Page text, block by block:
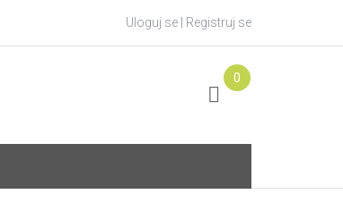
Uloguj se Registruj se
0